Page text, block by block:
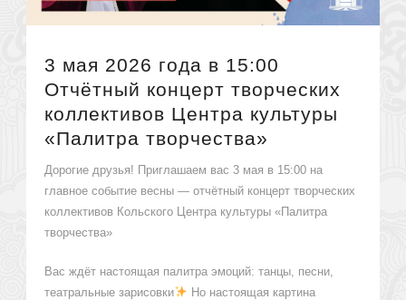
3 мая 2026 года в 15:00
Отчётный концерт творческих
коллективов Центра культуры
«Палитра творчества»
Дорогие друзья! Приглашаем вас 3 мая в 15:00 на
главное событие весны — отчётный концерт творческих
коллективов Кольского Центра культуры «Палитра
творчества»
Вас ждёт настоящая палитра эмоций: танцы, песни,
театральные зарисовки
Но настоящая картина